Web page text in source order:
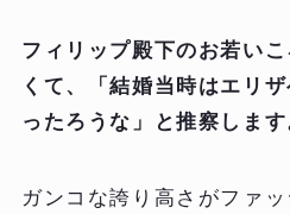
フィリップ殿下のお若い
くて、「結婚当時はエリ
ったろうな」と推察します
ガンコな誇り高さがファ